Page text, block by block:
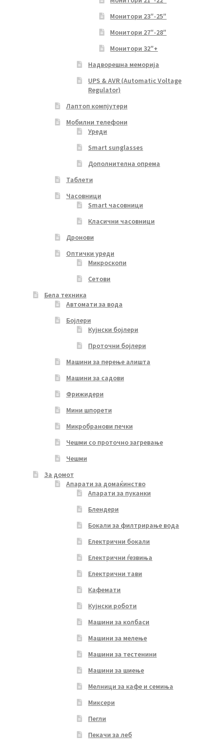
Монитори 23″-25″
Монитори 27″-28″
Монитори 32″+
Надворешна меморија
UPS & AVR (Automatic Voltage
Regulator)
Лаптоп компјутери
Мобилни телефони
Уреди
Smart sunglasses
Дополнителна опрема
Таблети
Часовници
Smart часовници
Класични часовници
Дронови
Оптички уреди
Микроскопи
Сетови
Бела техника
Автомати за вода
Бојлери
Кујнски бојлери
Проточни бојлери
Машини за перење алишта
Машини за садови
Фрижидери
Мини шпорети
Микробранови печки
Чешми со проточно загревање
Чешми
За домот
Апарати за домаќинство
Апарати за пуканки
Блендери
Бокали за филтрирање вода
Електрични бокали
Електрични ѓезвиња
Електрични тави
Кафемати
Кујнски роботи
Машини за колбаси
Машини за мелење
Машини за тестенини
Машини за шиење
Мелници за кафе и семиња
Миксери
Пегли
Пекачи за леб